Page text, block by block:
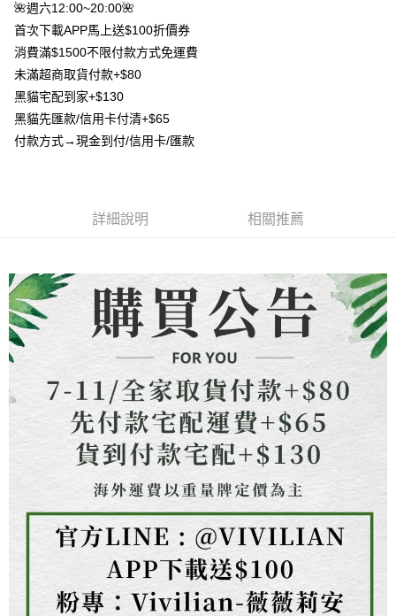
台新國際商業銀行
台灣樂天信用卡公司
大哥付你分期
相關說明
【大哥付你分期使用說明】
1.本服務由台灣大哥大提供，台灣大哥大用戶可立即使用無須另外申請。
2.付款方式選擇「大哥付你分期」，訂單成立後會自動跳轉到大哥付的交易
流程，驗證手機門號後，選擇欲分期的期數、繳款截止日，確認付款後即完
成交易。
3.實際核准額度、可分期數及費用金額請依後續交易確認頁面所載為準。
1.分期款項不併入電信帳單，「大哥付你分期」於每月結算日後寄送繳費提
【注意事項】
1.本服務係由「台灣大哥大股份有限公司」（以下簡稱本公司）所提供，讓
用戶於交易時，得透過本服務購買商品或服務，並由商店將買賣／分期付款
買賣價金債權讓與本公司後，依約使用本公司帳單繳交帳款。
2.基於同意付款使用「大哥付你分期」之契約關係目的，商店將以您的個人
資料（包含姓名、電話或地址）提供予台灣大哥大進項蒐集、處理及利用，
由本公司與您本人進行分期帳單所需資料之確認、核對及更正。
3.完整用戶服務條款，請詳閱以下連結：https://oppay.tw/userRule
AFTEE先享後付
相關說明
【關於「AFTEE先享後付」】
便利好安心！
【「AFTEE先享後付」結帳流程】
２．訂單成立數日內，您將收到繳費通知簡訊。
３．收到繳費通知簡訊後14天內，點擊此簡訊中的連結，可透過四大超商／
ATM／網路銀行／等多元方式進行付款，方視為交易完成。
※ 請注意：結帳手續完成當下不需立刻繳費，但若您需要取消訂單，請聯絡
購買商品的店家。未經商家同意取消之訂單仍視為有效，需透過AFTEE先享
後付繳納相關費用。
※ 交易是否成功請以「AFTEE先享後付 」之結帳頁面顯示為準，若有關於
是否繳費成功／繳費後需取消欲退款等相關疑問，請聯繫「AFTEE先享後付
客戶支援中心」https://netprotections.freshdesk.com/support/home
【注意事項】
１．透過由恩沛科技股份有限公司提供之「AFTEE先享後付」服務完成之交
易，需依本服務之必要範圍內提供個人資料，並將交易相關給付款項請求債
權轉讓予恩沛科技股份有限公司。
２．關於個人資料處理事宜，請瀏覽以下網址：
https://aftee.tw/terms/#terms3
３．未成年的使用者請事先徵得法定代理人或監護人之同意方可使用
「AFTEE先享後付」，若未經同意申辦者引起之損失，本公司不負相關責
４．使用「AFTEE先享後付」時，將依據個別帳號之用戶狀況，依本公司即
時審查核予不同之上限額度；若仍有額度不足之情形，本公司將視審查結果
請求用戶進行身份認證。
ATM付款
7-11取貨付款
每筆NT$80，滿NT$1,500(含以上)免運費
先付款宅配到府
每筆NT$65，滿NT$1,500(含以上)免運費
貨到付款
每筆NT$130，滿NT$1,500(含以上)免運費
海外配送
🌺週六12:00~20:00🌺
首次下載APP馬上送$100折價券
消費滿$1500不限付款方式免運費
未滿超商取貨付款+$80
黑貓宅配到家+$130
黑貓先匯款/信用卡付清+$65
付款方式→現金到付/信用卡/匯款
詳細說明 相關推薦